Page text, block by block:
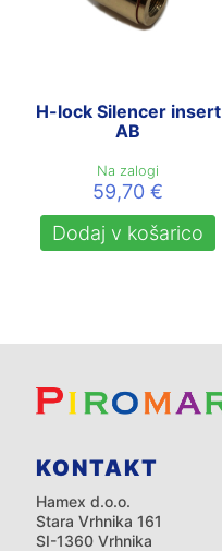
H-lock Silencer insert
AB
Na zalogi
59,70€
Dodaj v košarico
KONTAKT
Hamex d.o.o.
Stara Vrhnika 161
SI-1360 Vrhnika